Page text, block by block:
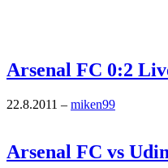
Arsenal FC 0:2
22.8.2011 – miken99
Arsenal FC vs